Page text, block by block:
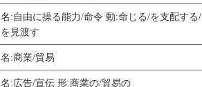
名:自由に操る能力/命令 動:命じる/を支配する/
を見渡す
名:商業/貿易
名:広告/宣伝 形:商業の/貿易の